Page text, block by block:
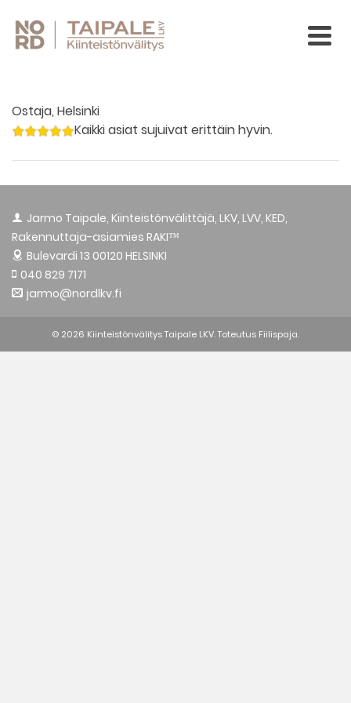
Ostaja, Helsinki
Kaikki asiat sujuivat erittäin hyvin.
Jarmo Taipale, Kiinteistönvälittäjä, LKV, LVV, KED,
Rakennuttaja-asiamies RAKI™
Bulevardi 13 00120 HELSINKI
040 829 7171
jarmo@nordlkv.fi
© 2026 Kiinteistönvälitys Taipale LKV. Toteutus Fiilispaja.